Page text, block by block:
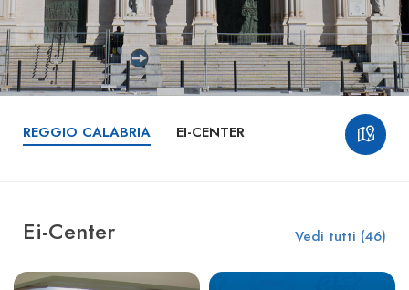
REGGIO CALABRIA EI-CENTER
Ei-Center Vedi tutti (46)